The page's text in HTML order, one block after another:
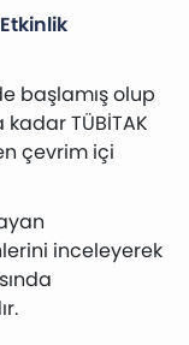
başlamış olup
kadar TÜBİTAK
çevrim içi
inceleyerek